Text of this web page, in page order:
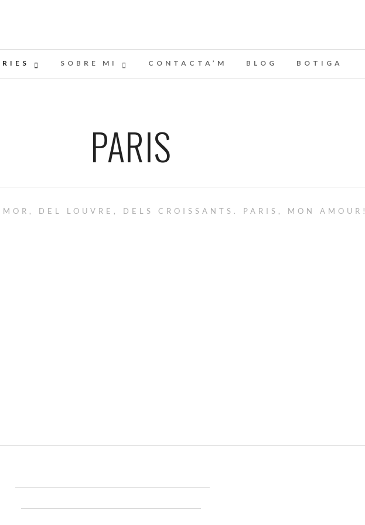
SOBRE MI CONTACTA’M BLOG BOTIGA
PARIS
DEL LOUVRE, DELS CROISSANTS. PARIS, MON AMOUR!